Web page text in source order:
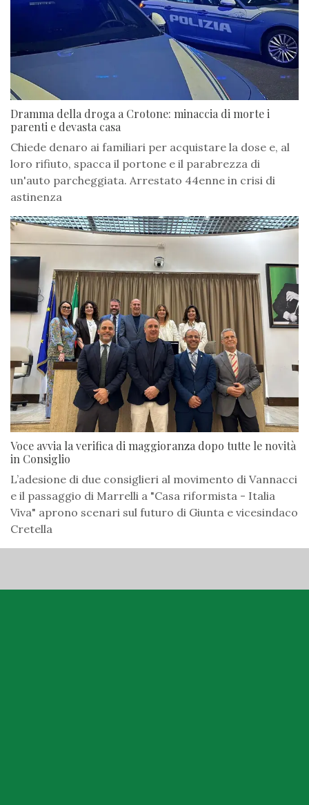
Dramma della droga a Crotone: minaccia di morte i
parenti e devasta casa
Chiede denaro ai familiari per acquistare la dose e, al
loro rifiuto, spacca il portone e il parabrezza di
un'auto parcheggiata. Arrestato 44enne in crisi di
astinenza
Voce avvia la verifica di maggioranza dopo tutte le novità
in Consiglio
L’adesione di due consiglieri al movimento di Vannacci
e il passaggio di Marrelli a "Casa riformista - Italia
Viva" aprono scenari sul futuro di Giunta e vicesindaco
Cretella